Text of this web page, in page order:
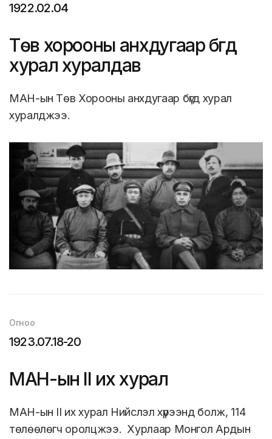
1922.02.04
Төв хорооны анхдугаар бүгд
хурал хуралдав
МАН-ын Төв Хорооны анхдугаар бүгд хурал
хуралджээ.
Огноо
1923.07.18-20
МАН-ын II их хурал
МАН-ын II их хурал Нийслэл хүрээнд болж, 114
төлөөлөгч оролцжээ. Хурлаар Монгол Ардын